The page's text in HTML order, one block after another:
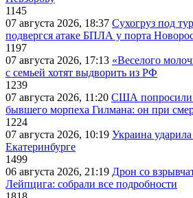
1145
07 августа 2026, 18:37 Сухогруз под
подвергся атаке БПЛА у порта
1197
07 августа 2026, 17:13 «Веселого
с семьей хотят выдворить из РФ
1239
07 августа 2026, 11:20 США попросили
бывшего морпеха Гилмана: он при
1224
07 августа 2026, 10:19 Украина
Екатеринбурге
1499
06 августа 2026, 21:19 Дрон со
Лейпцига: собрали все подробности